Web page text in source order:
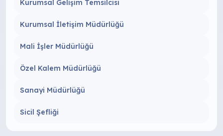
Kurumsal Gelişim Temsilcisi
Kurumsal İletişim Müdürlüğü
Mali İşler Müdürlüğü
Özel Kalem Müdürlüğü
Sanayi Müdürlüğü
Sicil Şefliği